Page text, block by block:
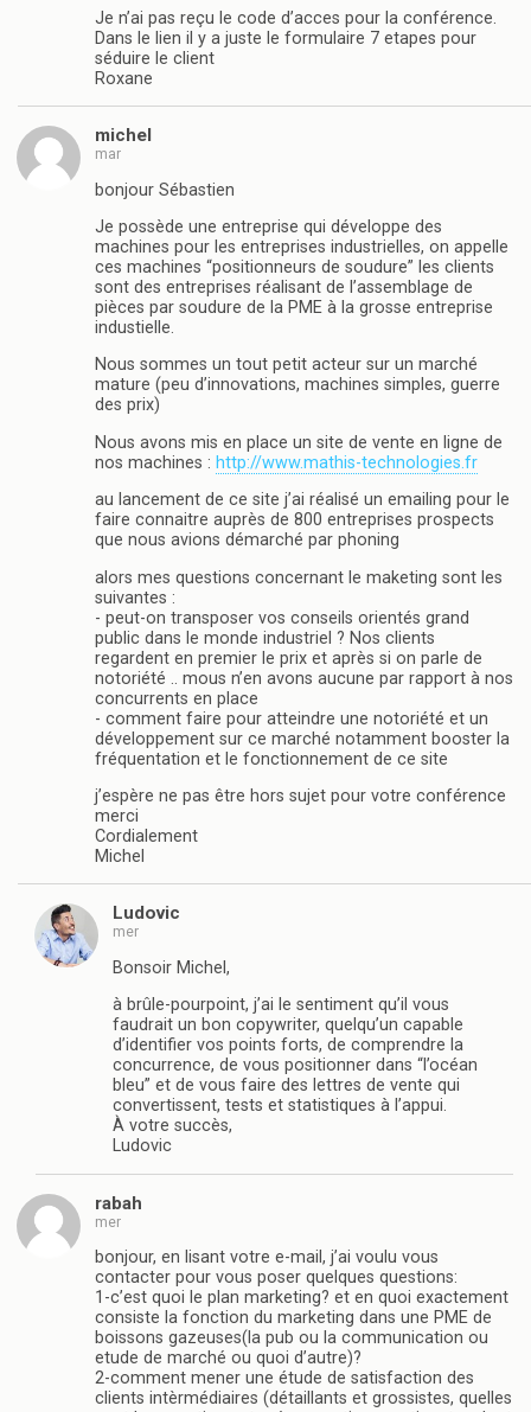
Je n’ai pas reçu le code d’acces pour la conférence.
Dans le lien il y a juste le formulaire 7 etapes pour
séduire le client
Roxane
michel
mar
bonjour Sébastien
Je possède une entreprise qui développe des
machines pour les entreprises industrielles, on appelle
ces machines “positionneurs de soudure” les clients
sont des entreprises réalisant de l’assemblage de
pièces par soudure de la PME à la grosse entreprise
industielle.
Nous sommes un tout petit acteur sur un marché
mature (peu d’innovations, machines simples, guerre
des prix)
Nous avons mis en place un site de vente en ligne de
nos machines : http://www.mathis-technologies.fr
au lancement de ce site j’ai réalisé un emailing pour le
faire connaitre auprès de 800 entreprises prospects
que nous avions démarché par phoning
alors mes questions concernant le maketing sont les
suivantes :
- peut-on transposer vos conseils orientés grand
public dans le monde industriel ? Nos clients
regardent en premier le prix et après si on parle de
notoriété .. mous n’en avons aucune par rapport à nos
concurrents en place
- comment faire pour atteindre une notoriété et un
développement sur ce marché notamment booster la
fréquentation et le fonctionnement de ce site
j’espère ne pas être hors sujet pour votre conférence
merci
Cordialement
Michel
Ludovic
mer
Bonsoir Michel,
à brûle-pourpoint, j’ai le sentiment qu’il vous
faudrait un bon copywriter, quelqu’un capable
d’identifier vos points forts, de comprendre la
concurrence, de vous positionner dans “l’océan
bleu” et de vous faire des lettres de vente qui
convertissent, tests et statistiques à l’appui.
À votre succès,
Ludovic
rabah
mer
bonjour, en lisant votre e-mail, j’ai voulu vous
contacter pour vous poser quelques questions:
1-c’est quoi le plan marketing? et en quoi exactement
consiste la fonction du marketing dans une PME de
boissons gazeuses(la pub ou la communication ou
etude de marché ou quoi d’autre)?
2-comment mener une étude de satisfaction des
clients intèrmédiaires (détaillants et grossistes, quelles